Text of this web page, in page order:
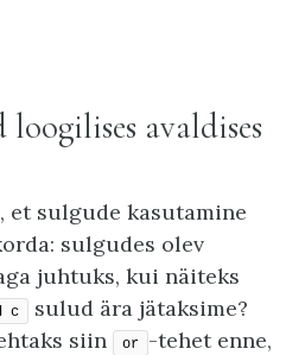
avaldises
et sulgude kasutamine
sulgudes olev
juhtuks, kui näiteks
c
sulud ära jätaksime?
siin
or
-tehet enne,